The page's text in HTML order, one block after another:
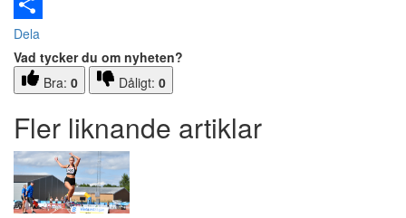
Email
Dela
Vad tycker du om nyheten?
Bra: 0 Dåligt: 0
Fler liknande artiklar